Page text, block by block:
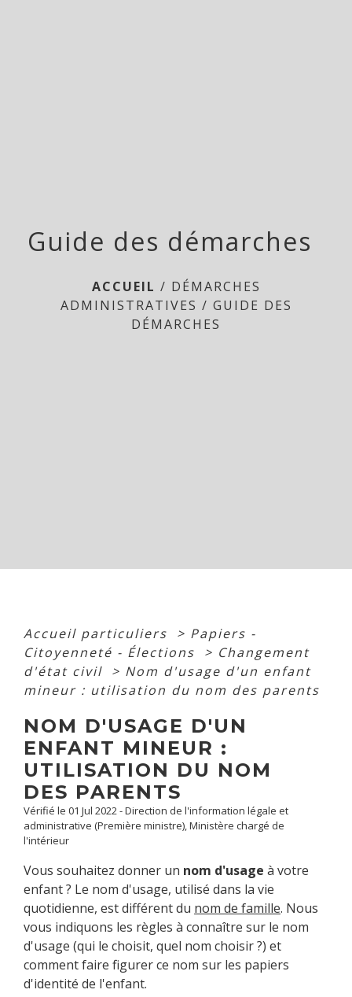
Guide des démarches
ACCUEIL / DÉMARCHES
ADMINISTRATIVES / GUIDE DES
DÉMARCHES
Accueil particuliers > Papiers -
Citoyenneté - Élections
> Changement
d'état civil > Nom d'usage d'un enfant
mineur : utilisation du nom des parents
NOM D'USAGE D'UN
ENFANT MINEUR :
UTILISATION DU NOM
DES PARENTS
Vérifié le 01 Jul 2022 - Direction de l'information légale et
administrative (Première ministre), Ministère chargé de
l'intérieur
Vous souhaitez donner un nom d'usage à votre
enfant ? Le nom d'usage, utilisé dans la vie
quotidienne, est différent du nom de famille. Nous
vous indiquons les règles à connaître sur le nom
d'usage (qui le choisit, quel nom choisir ?) et
comment faire figurer ce nom sur les papiers
d'identité de l'enfant.